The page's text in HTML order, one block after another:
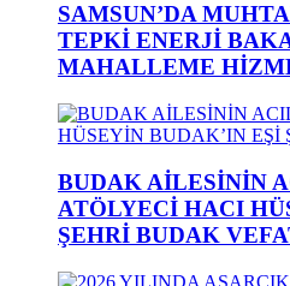
SAMSUN’DA
TEPKİ ENERJİ
MAHALLEME
BUDAK AİLESİNİN
ATÖLYECİ HACI
ŞEHRİ BUDAK